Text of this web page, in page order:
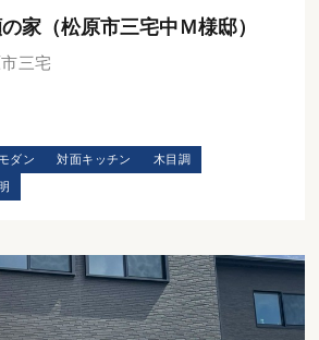
家（松原市三宅中Ｍ様邸）
三宅
ダン 対面キッチン 木目調